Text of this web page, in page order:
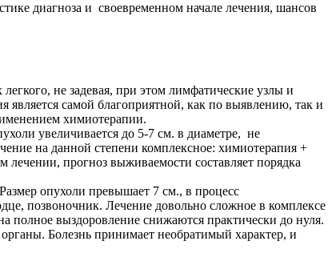
диагноза и своевременном начале лечения, шансов
не задевая, при этом лимфатические узлы и
является самой благоприятной, как по выявлению, так и
химиотерапии.
увеличивается до 5-7 см. в диаметре, не
на данной степени комплексное: химиотерапия +
лечении, прогноз выживаемости составляет порядка
опухоли превышает 7 см., в процесс
позвоночник. Лечение довольно сложное в комплексе
полное выздоровление снижаются практически до нуля.
Болезнь принимает необратимый характер, и